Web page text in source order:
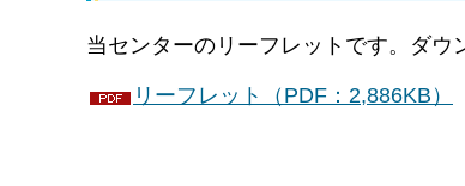
当センターのリーフレットです。ダウ
リーフレット（PDF：2,886KB）